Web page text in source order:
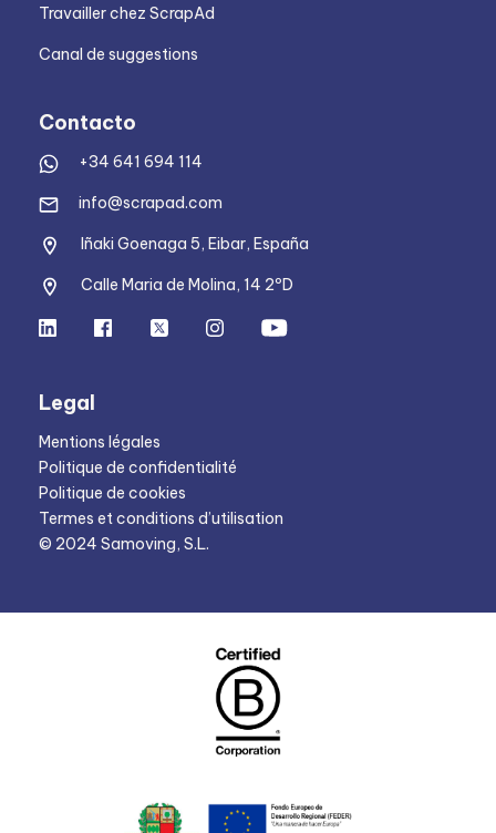
Travailler chez ScrapAd
Canal de suggestions
Contacto
+34 641 694 114
info@scrapad.com
Iñaki Goenaga 5, Eibar, España
Calle Maria de Molina, 14 2ºD
Legal
Mentions légales
Politique de confidentialité
Politique de cookies
Termes et conditions d’utilisation
© 2024 Samoving, S.L.